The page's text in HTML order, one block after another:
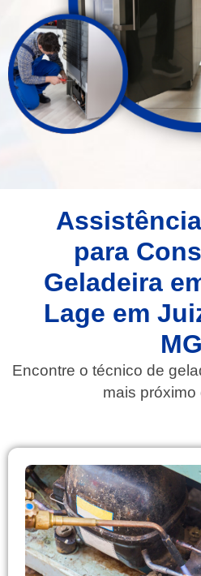
para
Geladeira
Lage em
MG
Encontre o técnico de
mais próximo